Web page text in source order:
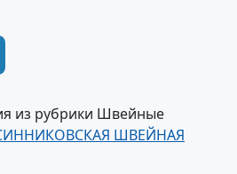
из рубрики Швейные
ШВЕЙНАЯ